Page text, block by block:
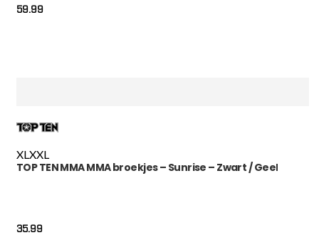
59.99
XLXXL
TOP TEN MMA MMA broekjes – Sunrise – Zwart / Geel
35.99